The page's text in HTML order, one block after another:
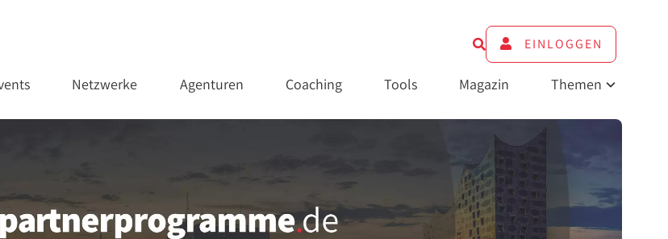
EINLOGGEN
Netzwerke Agenturen Coaching Tools Magazin Themen